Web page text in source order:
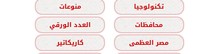
تكنولوجيا
منوعات
محافظات
العدد الورقي
مصر العظمى
كاريكاتير